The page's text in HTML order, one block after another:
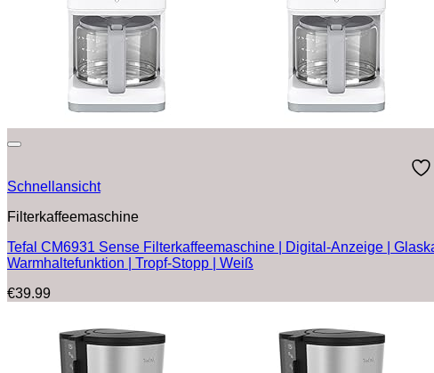
Schnellansicht
Filterkaffeemaschine
Tefal CM6931 Sense Filterkaffeemaschine | Digital-Anzeige |
Warmhaltefunktion | Tropf-Stopp | Weiß
€39.99